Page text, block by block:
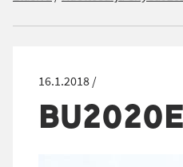
16.1.2018 /